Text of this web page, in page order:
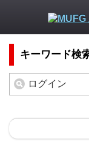
キーワード検